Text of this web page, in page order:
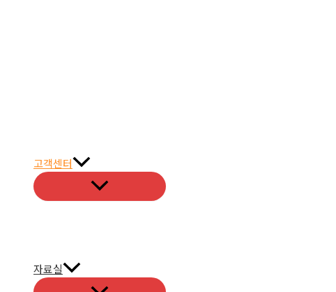
고객센터
자료실